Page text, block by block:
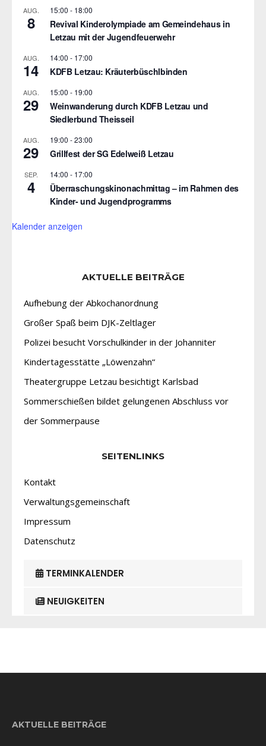
AUG.
8
15:00 - 18:00
Revival Kinderolympiade am Gemeindehaus in
Letzau mit der Jugendfeuerwehr
AUG.
14
14:00 - 17:00
KDFB Letzau: Kräuterbüschlbinden
AUG.
29
15:00 - 19:00
Weinwanderung durch KDFB Letzau und
Siedlerbund Theisseil
AUG.
29
19:00 -23:00
Grillfest der SG Edelweiß Letzau
SEP.
4
14:00 - 17:00
Überraschungskinonachmittag – im Rahmen des
Kinder- und Jugendprogramms
Kalender anzeigen
AKTUELLE BEITRÄGE
Aufhebung der Abkochanordnung
Großer Spaß beim DJK-Zeltlager
Polizei besucht Vorschulkinder in der Johanniter
Kindertagesstätte „Löwenzahn“
Theatergruppe Letzau besichtigt Karlsbad
Sommerschießen bildet gelungenen Abschluss vor
der Sommerpause
SEITENLINKS
Kontakt
Verwaltungsgemeinschaft
Impressum
Datenschutz
TERMINKALENDER
NEUIGKEITEN
AKTUELLE BEITRÄGE